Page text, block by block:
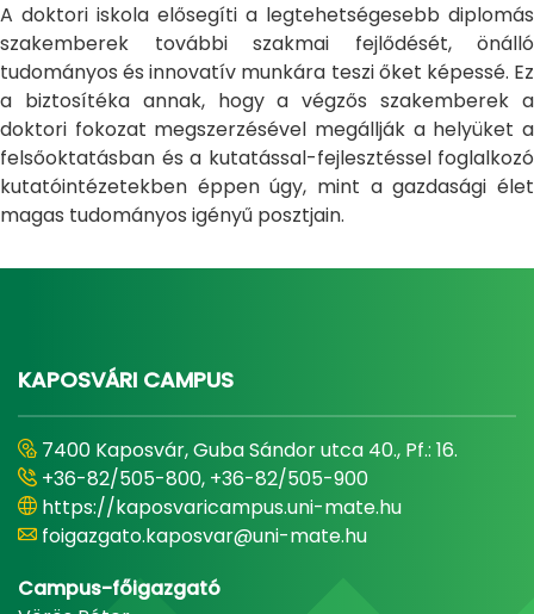
A doktori iskola elősegíti a legtehetségesebb diplomás
szakemberek további szakmai fejlődését, önálló
tudományos és innovatív munkára teszi őket képessé. Ez
a biztosítéka annak, hogy a végzős szakemberek a
doktori fokozat megszerzésével megállják a helyüket a
felsőoktatásban és a kutatással-fejlesztéssel foglalkozó
kutatóintézetekben éppen úgy, mint a gazdasági élet
magas tudományos igényű posztjain.
KAPOSVÁRI CAMPUS
7400 Kaposvár, Guba Sándor utca 40., Pf.: 16.
+36-82/505-800, +36-82/505-900
https://kaposvaricampus.uni-mate.hu
foigazgato.kaposvar@uni-mate.hu
Campus-főigazgató